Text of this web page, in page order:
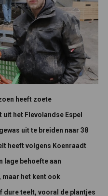
heeft zoete
het Flevolandse Espel
uit te breiden naar 38
heeft volgens Koenraadt
lage behoefte aan
het kent ook
dure teelt, vooral de plantjes